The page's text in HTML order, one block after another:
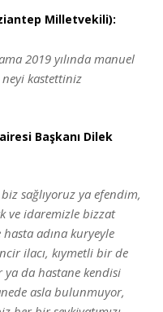
Milletvekili):
2019 yılında manuel
neyi kastettiniz
Başkanı Dilek
biz sağlıyoruz ya efendim,
ve idaremizle bizzat
adına kuryeyle
ilacı, kıymetli bir de
da hastane kendisi
asla bulunmuyor,